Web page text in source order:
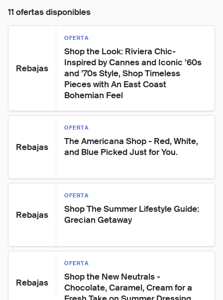
11 ofertas disponibles
Rebajas
OFERTA
Shop the Look: Riviera Chic-
Inspired by Cannes and Iconic ’60s
and ’70s Style, Shop Timeless
Pieces with An East Coast
Bohemian Feel
Rebajas
OFERTA
The Americana Shop - Red, White,
and Blue Picked Just for You.
Rebajas
OFERTA
Shop The Summer Lifestyle Guide:
Grecian Getaway
Rebajas
OFERTA
Shop the New Neutrals -
Chocolate, Caramel, Cream for a